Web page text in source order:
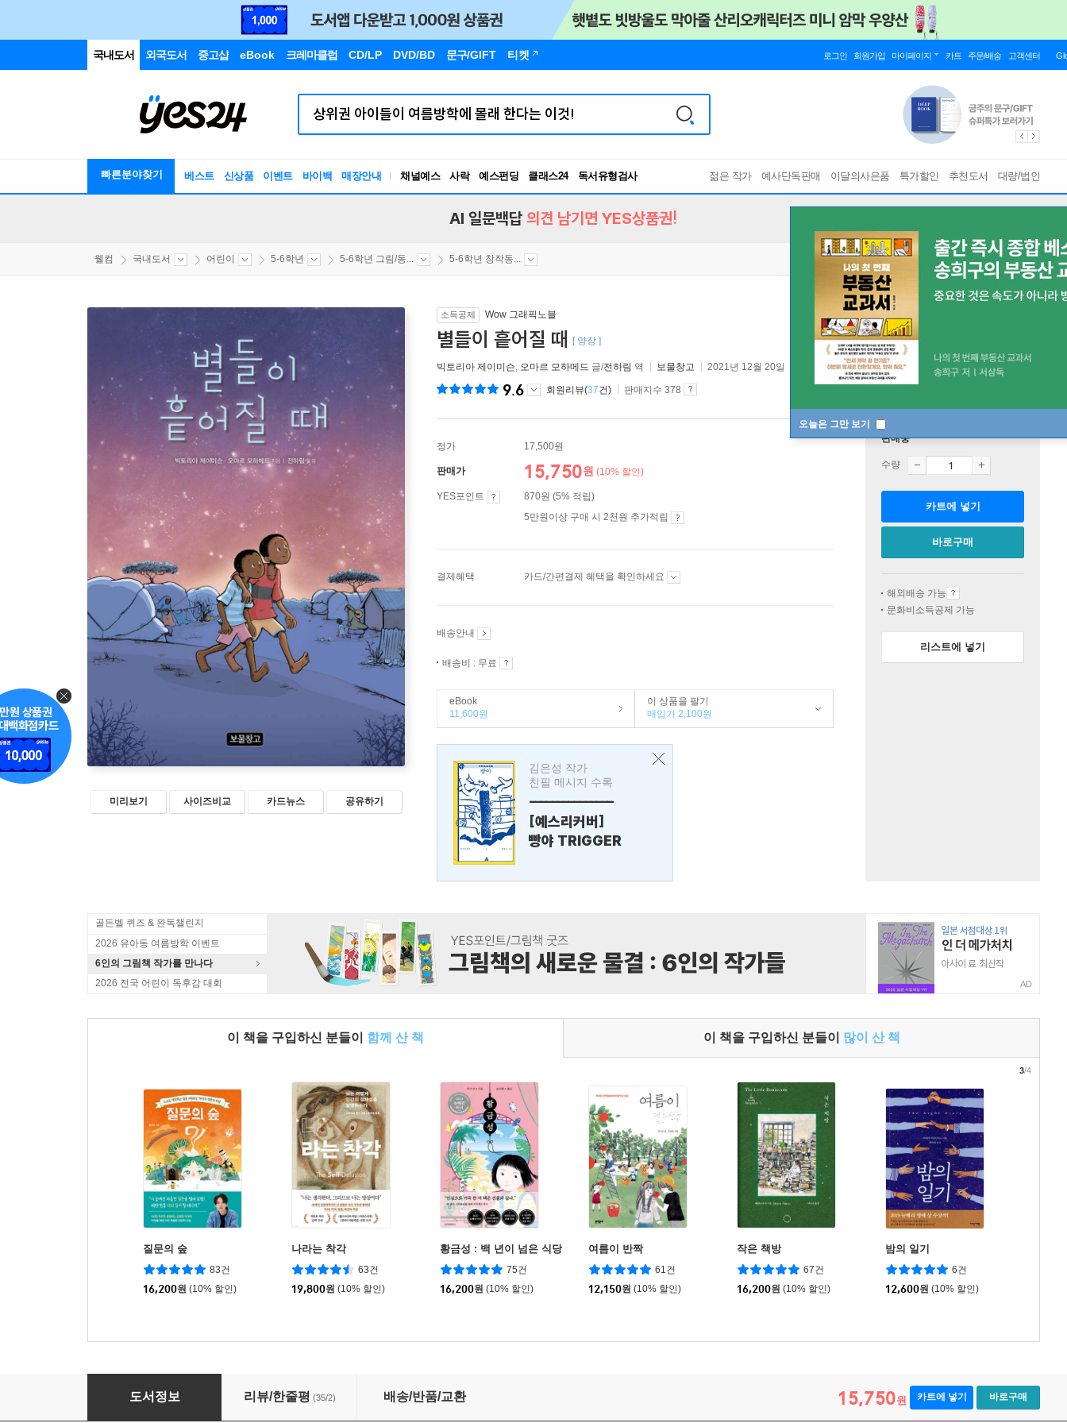
국내도서 외국도서 중고샵 eBook 크레마클럽 CD/LP DVD/BD 문구/GIFT 티켓 로그인 회원가입 마이페이지 카트 주문/배송 고객센터
빠른분야찾기 베스트 신상품 이벤트 바이백 매장안내 채널예스 사락 예스펀딩 클래스24
독서유형검사
RBTI Lab
젊은 작가 예사단독판매 이달의사은품 특가할인 추천도서 대량/법인
오늘은 그만 보기
AI 일문백답 의견 남기면 YES상품권!
웰컴 국내도서 어린이 5-6학년 5-6학년 그림/동... 5-6학년 창작동...
미리보기 사이즈비교 카드뉴스 공유하기
소득공제 Wow 그래픽노블
별들이 흩어질 때 [ 양장 ]
빅토리아 제이미슨, 오마르 모하메드 글/전하림 역 보물창고 2021년 12월 20일 When Stars Are Scattered
9.6 회원리뷰(37건) 판매지수 378
정가 17,500원
판매가 15,750원 (10% 할인)
YES포인트
870원 (5% 적립)
5만원이상 구매 시 2천원 추가적립
결제혜택 카드/간편결제 혜택을 확인하세요
배송안내
배송비 : 무료
eBook
11,600원
이 상품을 팔기
매입가 2,100원
김은성 작가
친필 메시지 수록
---------------
[예스리커버]
빵야 TRIGGER
판매중
수량
카트에 넣기
바로구매
해외배송 가능
문화비소득공제 가능
리스트에 넣기
골든벨 퀴즈 & 완독챌린지
2026 유아동 여름방학 이벤트
6인의 그림책 작가를 만나다
2026 전국 어린이 독후감 대회
AD
이 책을 구입하신 분들이 함께 산 책 이 책을 구입하신 분들이 많이 산 책
질문의 숲
83건
16,200원 (10% 할인)
나라는 착각
63건
19,800원 (10% 할인)
황금성 : 백 년이 넘은 식당
75건
16,200원 (10% 할인)
여름이 반짝
61건
12,150원 (10% 할인)
작은 책방
67건
16,200원 (10% 할인)
밤의 일기
6건
12,600원 (10% 할인)
3/4
별들이 흩어질 때
도서정보 리뷰/한줄평 (35/2) 배송/반품/교환 15,750원 카트에 넣기 바로구매